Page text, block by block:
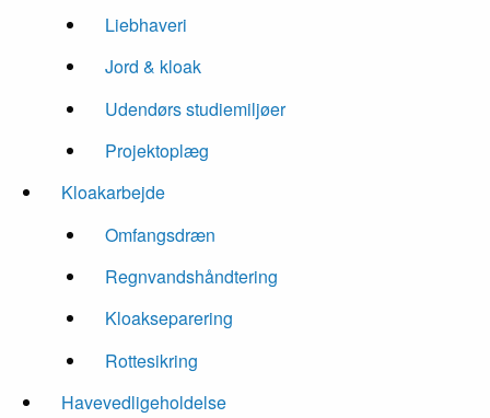
Liebhaveri
Jord & kloak
Udendørs studiemiljøer
Projektoplæg
Kloakarbejde
Omfangsdræn
Regnvandshåndtering
Kloakseparering
Rottesikring
Havevedligeholdelse